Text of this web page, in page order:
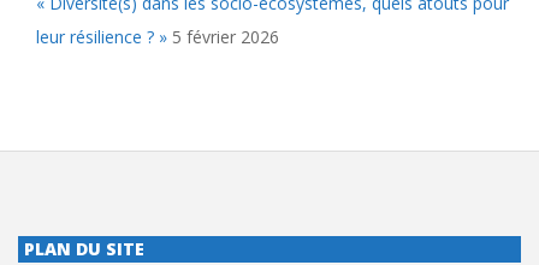
leur résilience ? » 5 février 2026
PLAN DU SITE